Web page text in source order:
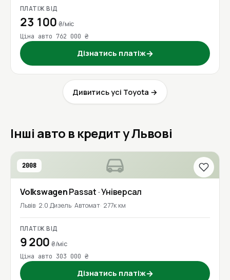
ПЛАТІЖ ВІД
23 100 ₴/міс
Ціна авто 762 000 ₴
Дізнатись платіж→
Дивитись усі Toyota →
Інші авто в кредит у Львові
2008
VolkswagenPassat · Універсал
Львів 2.0 Дизель Автомат 277к км
ПЛАТІЖ ВІД
9 200₴/міс
Ціна авто 303 000 ₴
Дізнатись платіж→